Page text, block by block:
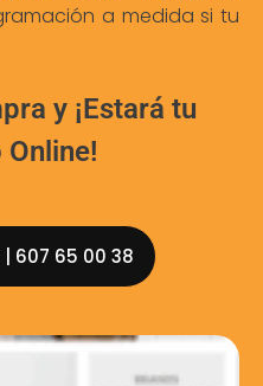
a medida si tu
y ¡Estará tu
| 607 65 00 38